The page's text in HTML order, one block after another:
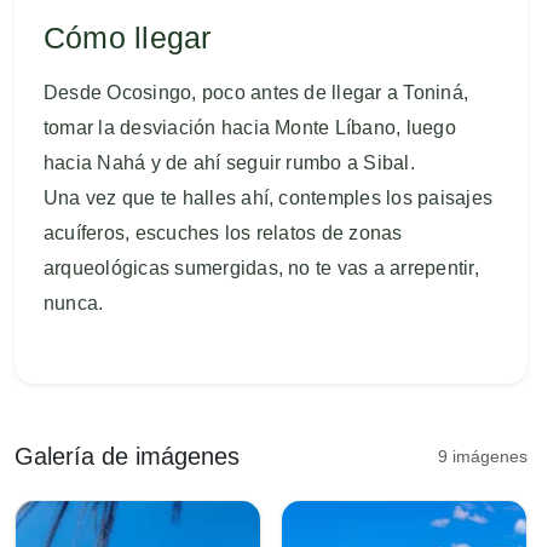
Cómo llegar
Desde Ocosingo, poco antes de llegar a Toniná,
tomar la desviación hacia Monte Líbano, luego
hacia Nahá y de ahí seguir rumbo a Sibal.
Una vez que te halles ahí, contemples los paisajes
acuíferos, escuches los relatos de zonas
arqueológicas sumergidas, no te vas a arrepentir,
nunca.
Galería de imágenes 9 imágenes